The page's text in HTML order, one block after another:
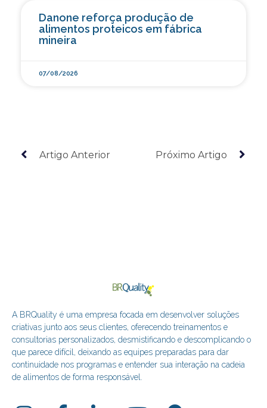
Danone reforça produção de
alimentos proteicos em fábrica
mineira
07/08/2026
Artigo Anterior Próximo Artigo
A BRQuality é uma empresa focada em desenvolver soluções
criativas junto aos seus clientes, oferecendo treinamentos e
consultorias personalizados, desmistificando e descomplicando o
que parece difícil, deixando as equipes preparadas para dar
continuidade nos programas e entender sua interação na cadeia
de alimentos de forma responsável.